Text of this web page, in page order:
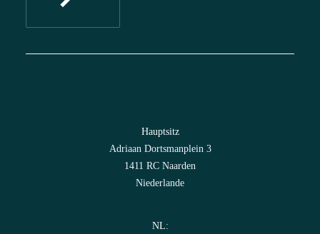
Hauptsitz
Adriaan Dortsmanplein 3
1411 RC Naarden
Niederlande
NL: